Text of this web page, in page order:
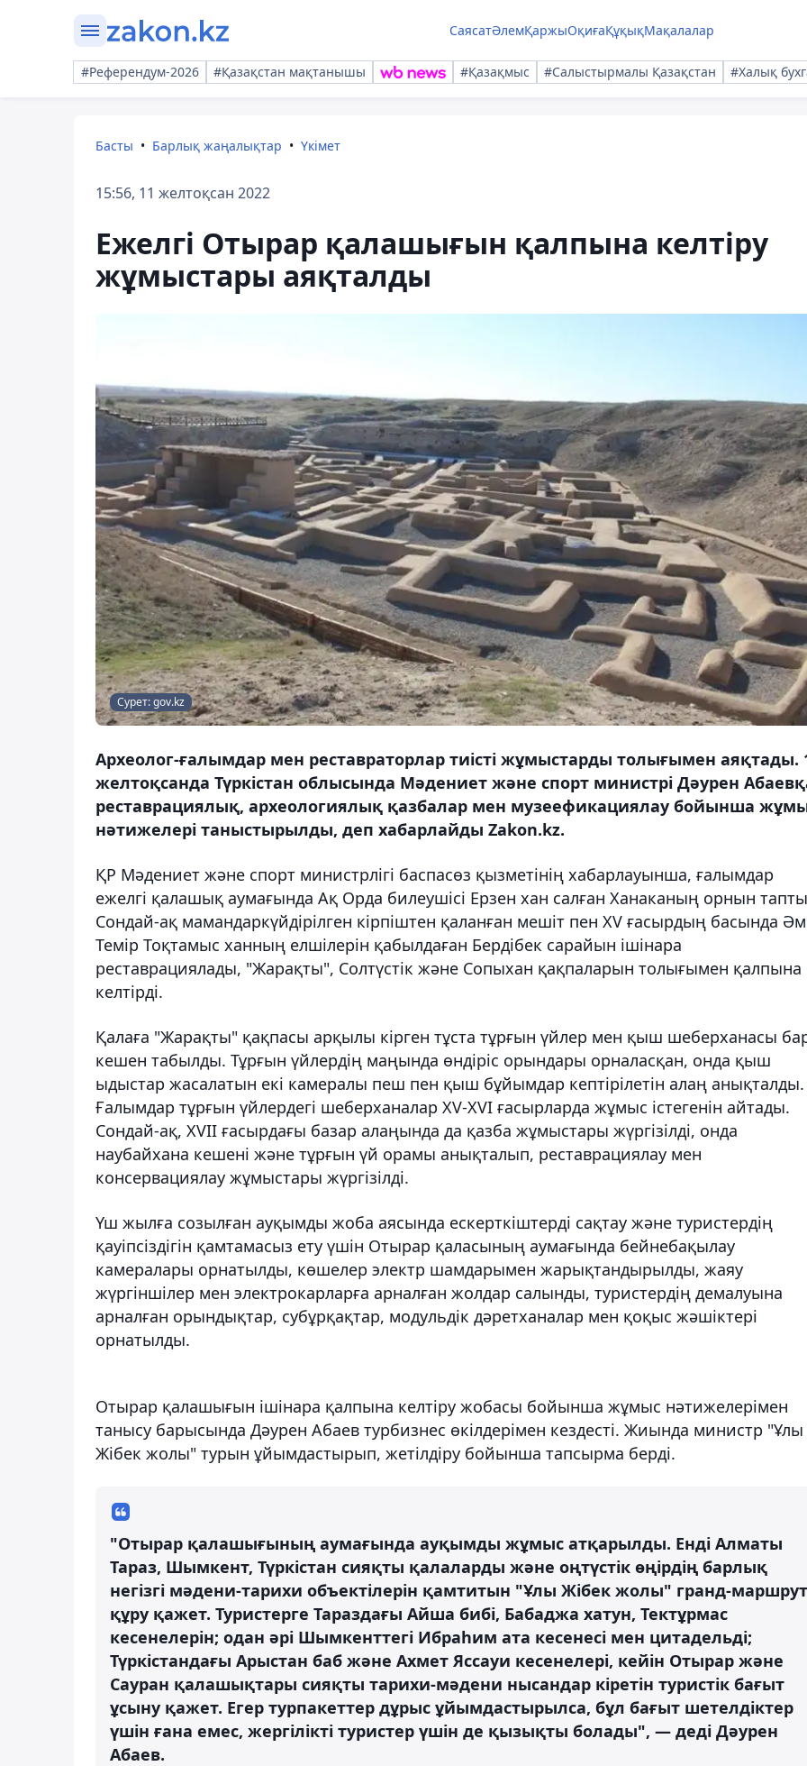
СаясатӘлемҚаржыОқиғаҚұқықМақалалар
#Референдум-2026 #Қазақстан мақтанышы #Қазақмыс #Салыстырмалы Қазақстан #Халық
Басты Барлық жаңалықтар Үкімет
15:56, 11 желтоқсан 2022
Ежелгі Отырар қалашығын қалпына келтіру
жұмыстары аяқталды
Сурет: gov.kz
Археолог-ғалымдар мен реставраторлар тиісті жұмыстарды толығымен аяқтады.
желтоқсанда Түркістан облысында Мәдениет және спорт министрі Дәурен
реставрациялық, археологиялық қазбалар мен музеефикациялау бойынша
нәтижелері таныстырылды, деп хабарлайды Zakon.kz.
ҚР Мәдениет және спорт министрлігі баспасөз қызметінің хабарлауынша, ғалымдар
ежелгі қалашық аумағында Ақ Орда билеушісі Ерзен хан салған Ханаканың орнын
Сондай-ақ мамандаркүйдірілген кірпіштен қаланған мешіт пен XV ғасырдың басында
Темір Тоқтамыс ханның елшілерін қабылдаған Бердібек сарайын ішінара
реставрациялады, "Жарақты", Солтүстік және Сопыхан қақпаларын толығымен қалпына
келтірді.
Қалаға "Жарақты" қақпасы арқылы кірген тұста тұрғын үйлер мен қыш шеберханасы
кешен табылды. Тұрғын үйлердің маңында өндіріс орындары орналасқан, онда қыш
ыдыстар жасалатын екі камералы пеш пен қыш бұйымдар кептірілетін алаң анықталды.
Ғалымдар тұрғын үйлердегі шеберханалар XV-XVI ғасырларда жұмыс істегенін айтады.
Сондай-ақ, XVII ғасырдағы базар алаңында да қазба жұмыстары жүргізілді, онда
наубайхана кешені және тұрғын үй орамы анықталып, реставрациялау мен
консервациялау жұмыстары жүргізілді.
Үш жылға созылған ауқымды жоба аясында ескерткіштерді сақтау және туристердің
қауіпсіздігін қамтамасыз ету үшін Отырар қаласының аумағында бейнебақылау
камералары орнатылды, көшелер электр шамдарымен жарықтандырылды, жаяу
жүргіншілер мен электрокарларға арналған жолдар салынды, туристердің демалуына
арналған орындықтар, субұрқақтар, модульдік дәретханалар мен қоқыс жәшіктері
орнатылды.
Отырар қалашығын ішінара қалпына келтіру жобасы бойынша жұмыс нәтижелерімен
танысу барысында Дәурен Абаев турбизнес өкілдерімен кездесті. Жиында министр "Ұлы
Жібек жолы" турын ұйымдастырып, жетілдіру бойынша тапсырма берді.
"Отырар қалашығының аумағында ауқымды жұмыс атқарылды. Енді Алматы
Тараз, Шымкент, Түркістан сияқты қалаларды және оңтүстік өңірдің барлық
негізгі мәдени-тарихи объектілерін қамтитын "Ұлы Жібек жолы" гранд-маршрут
құру қажет. Туристерге Тараздағы Айша бибі, Бабаджа хатун, Тектұрмас
кесенелерін; одан әрі Шымкенттегі Ибраһим ата кесенесі мен цитадельді;
Түркістандағы Арыстан баб және Ахмет Яссауи кесенелері, кейін Отырар және
Сауран қалашықтары сияқты тарихи-мәдени нысандар кіретін туристік бағыт
ұсыну қажет. Егер турпакеттер дұрыс ұйымдастырылса, бұл бағыт шетелдіктер
үшін ғана емес, жергілікті туристер үшін де қызықты болады", — деді Дәурен
Абаев.